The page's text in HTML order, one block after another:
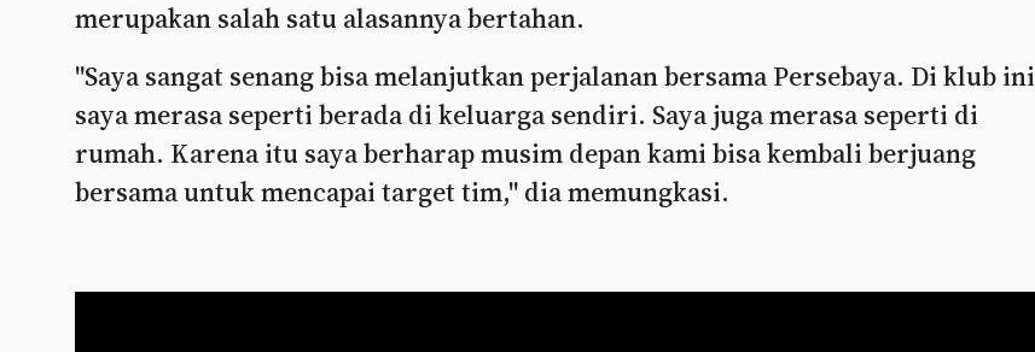
merupakan salah satu alasannya bertahan.
"Saya sangat senang bisa melanjutkan perjalanan bersama Persebaya. Di klub ini
saya merasa seperti berada di keluarga sendiri. Saya juga merasa seperti di
rumah. Karena itu saya berharap musim depan kami bisa kembali berjuang
bersama untuk mencapai target tim," dia memungkasi.